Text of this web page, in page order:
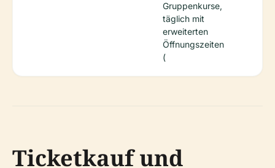
Gruppenkurse,
täglich mit
erweiterten
Öffnungszeiten
(
Ticketkauf und